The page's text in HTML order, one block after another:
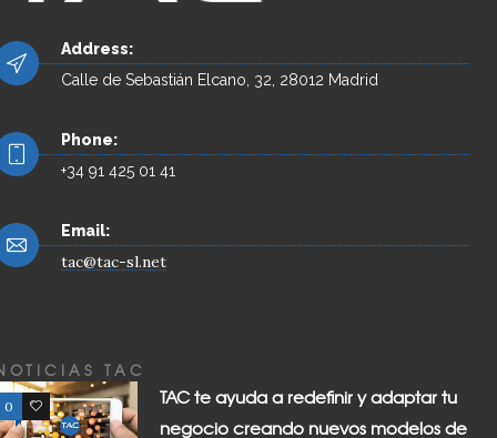
Address:
Calle de Sebastián Elcano, 32, 28012 Madrid
Phone:
+34 91 425 01 41
Email:
tac@tac-sl.net
TAC
0 0
TAC te ayuda a redefinir y adaptar tu
negocio creando nuevos modelos de